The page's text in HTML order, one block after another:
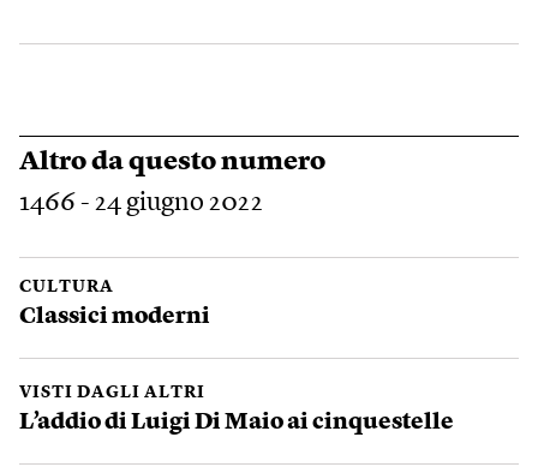
Altro da questo numero
1466 - 24 giugno 2022
CULTURA
Classici moderni
VISTI DAGLI ALTRI
L’addio di Luigi Di Maio ai cinquestelle